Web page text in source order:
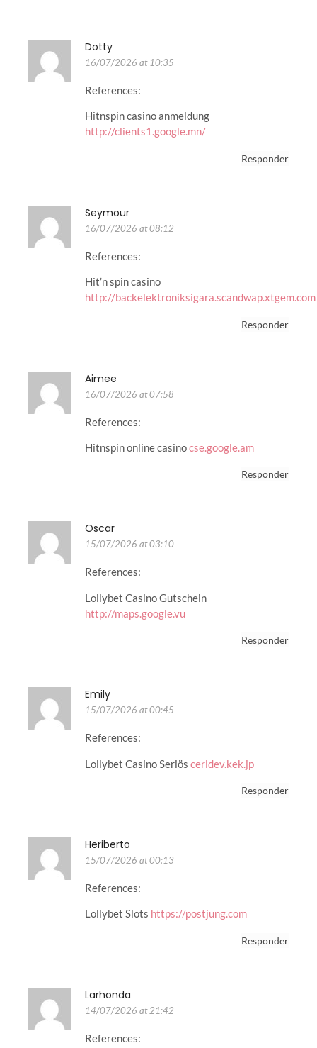
Dotty
16/07/2026 at 10:35
References:
Hitnspin casino anmeldung
http://clients1.google.mn/
Responder
Seymour
16/07/2026 at 08:12
References:
Hit’n spin casino
http://backelektroniksigara.scandwap.xtgem.com
Responder
Aimee
16/07/2026 at 07:58
References:
Hitnspin online casinocse.google.am
Responder
Oscar
15/07/2026 at 03:10
References:
Lollybet Casino Gutschein
http://maps.google.vu
Responder
Emily
15/07/2026 at 00:45
References:
Lollybet Casino Seriös cerldev.kek.jp
Responder
Heriberto
15/07/2026 at 00:13
References:
Lollybet Slots https://postjung.com
Responder
Larhonda
14/07/2026 at 21:42
References: